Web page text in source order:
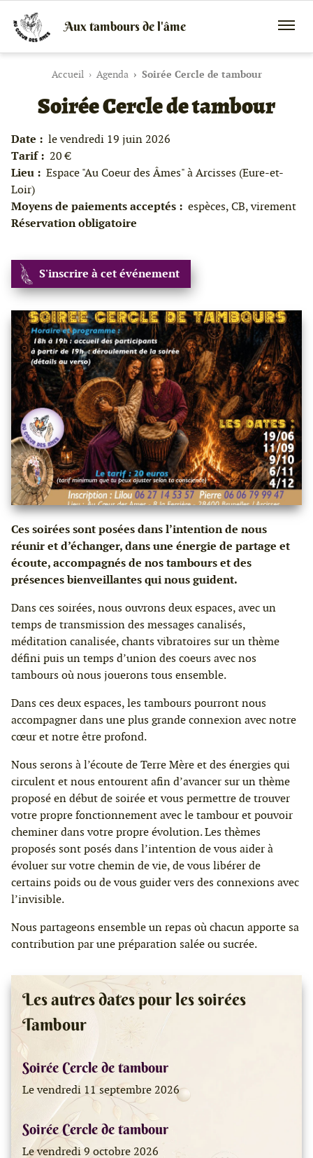
Aux tambours de l'âme
de
chamaniques,
créations
peaux
bois
et
de
peintures
soins
énergétiques,
stages
Accueil Agenda Soirée Cercle de tambour
Soirée Cercle de tambour
Date : le vendredi 19 juin 2026
Tarif : 20 €
Lieu : Espace "Au Coeur des Âmes" à Arcisses (Eure-et-
Loir)
Moyens de paiements acceptés : espèces, CB, virement
Réservation obligatoire
S'inscrire à cet événement
Ces soirées sont posées dans l’intention de nous
réunir et d’échanger, dans une énergie de partage et
écoute, accompagnés de nos tambours et des
présences bienveillantes qui nous guident.
Dans ces soirées, nous ouvrons deux espaces, avec un
temps de transmission des messages canalisés,
méditation canalisée, chants vibratoires sur un thème
défini puis un temps d’union des coeurs avec nos
tambours où nous jouerons tous ensemble.
Dans ces deux espaces, les tambours pourront nous
accompagner dans une plus grande connexion avec notre
cœur et notre être profond.
Nous serons à l’écoute de Terre Mère et des énergies qui
circulent et nous entourent afin d’avancer sur un thème
proposé en début de soirée et vous permettre de trouver
votre propre fonctionnement avec le tambour et pouvoir
cheminer dans votre propre évolution. Les thèmes
proposés sont posés dans l’intention de vous aider à
évoluer sur votre chemin de vie, de vous libérer de
certains poids ou de vous guider vers des connexions avec
l’invisible.
Nous partageons ensemble un repas où chacun apporte sa
contribution par une préparation salée ou sucrée.
Les autres dates pour les soirées
Tambour
Soirée Cercle de tambour
Le vendredi 11 septembre 2026
Soirée Cercle de tambour
Le vendredi 9 octobre 2026